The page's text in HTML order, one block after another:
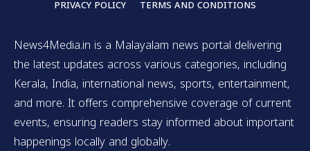
PRIVACY POLICY
TERMS AND CONDITIONS
News4Media.in is a Malayalam news portal delivering
the latest updates across various categories, including
Kerala, India, international news, sports, entertainment,
and more. It offers comprehensive coverage of current
events, ensuring readers stay informed about important
happenings locally and globally.